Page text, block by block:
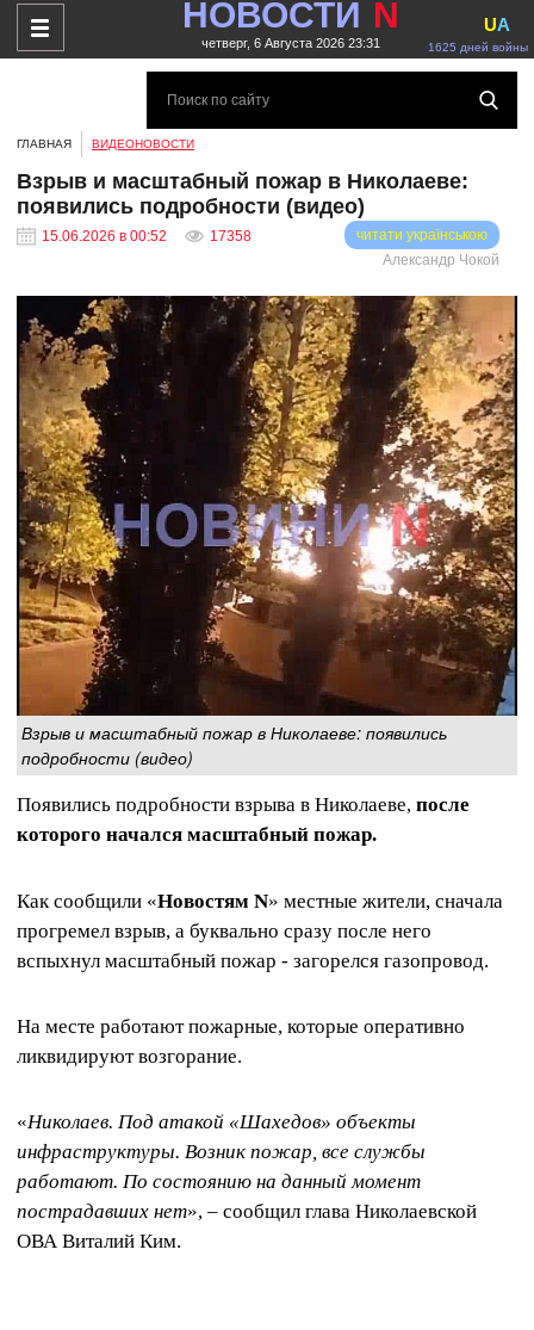
НОВОСТИ N
четверг, 6 Августа 2026 23:31 1625 дней войны
UA
ГЛАВНАЯ ВИДЕОНОВОСТИ
Взрыв и масштабный пожар в Николаеве:
появились подробности (видео)
15.06.2026 в 00:52 17358
читати українською
Александр Чокой
Взрыв и масштабный пожар в Николаеве: появились
подробности (видео)
Появились подробности взрыва в Николаеве, после
которого начался масштабный пожар.
Как сообщили «Новостям N» местные жители, сначала
прогремел взрыв, а буквально сразу после него
вспыхнул масштабный пожар - загорелся газопровод.
На месте работают пожарные, которые оперативно
ликвидируют возгорание.
«Николаев. Под атакой «Шахедов» объекты
инфраструктуры. Возник пожар, все службы
работают. По состоянию на данный момент
пострадавших нет», – сообщил глава Николаевской
ОВА Виталий Ким.